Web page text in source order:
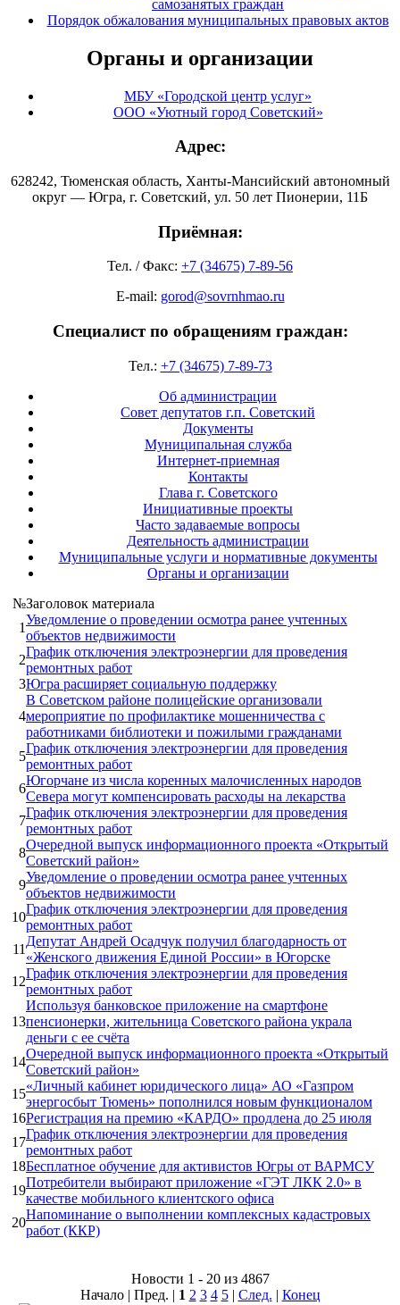
самозанятых граждан
Порядок обжалования муниципальных правовых актов
Органы и организации
МБУ «Городской центр услуг»
ООО «Уютный город Советский»
Адрес:
628242, Тюменская область, Ханты-Мансийский автономный
округ — Югра, г. Советский, ул. 50 лет Пионерии, 11Б
Приёмная:
Тел. / Факс: +7 (34675) 7-89-56
E-mail: gorod@sovrnhmao.ru
Специалист по обращениям граждан:
Тел.: +7 (34675) 7-89-73
Об администрации
Совет депутатов г.п. Советский
Документы
Муниципальная служба
Интернет-приемная
Контакты
Глава г. Советского
Инициативные проекты
Часто задаваемые вопросы
Деятельность администрации
Муниципальные услуги и нормативные документы
Органы и организации
№Заголовок материала
1
Уведомление о проведении осмотра ранее учтенных
объектов недвижимости
2
График отключения электроэнергии для проведения
ремонтных работ
3Югра расширяет социальную поддержку
4
В Советском районе полицейские организовали
мероприятие по профилактике мошенничества с
работниками библиотеки и пожилыми гражданами
5
График отключения электроэнергии для проведения
ремонтных работ
6
Югорчане из числа коренных малочисленных народов
Севера могут компенсировать расходы на лекарства
7
График отключения электроэнергии для проведения
ремонтных работ
8
Очередной выпуск информационного проекта «Открытый
Советский район»
9
Уведомление о проведении осмотра ранее учтенных
объектов недвижимости
10
График отключения электроэнергии для проведения
ремонтных работ
11
Депутат Андрей Осадчук получил благодарность от
«Женского движения Единой России» в Югорске
12
График отключения электроэнергии для проведения
ремонтных работ
13
Используя банковское приложение на смартфоне
пенсионерки, жительница Советского района украла
деньги с ее счёта
14
Очередной выпуск информационного проекта «Открытый
Советский район»
15
«Личный кабинет юридического лица» АО «Газпром
энергосбыт Тюмень» пополнился новым функционалом
16Регистрация на премию «КАРДО» продлена до 25 июля
17
График отключения электроэнергии для проведения
ремонтных работ
18Бесплатное обучение для активистов Югры от ВАРМСУ
19
Потребители выбирают приложение «ГЭТ ЛКК 2.0» в
качестве мобильного клиентского офиса
20
Напоминание о выполнении комплексных кадастровых
работ (ККР)
Новости 1 - 20 из 4867
Начало | Пред. | 1 2 3 4 5| След. | Конец